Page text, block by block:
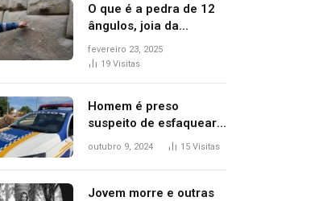
O que é a pedra de 12
ângulos, joia da
arquitetura inca
vandalizada de forma
fevereiro 23, 2025
19 Visitas
Homem é preso
suspeito de esfaquear
mulher no peito após
outubro 9, 2024 15 Visitas
Jovem morre e outras